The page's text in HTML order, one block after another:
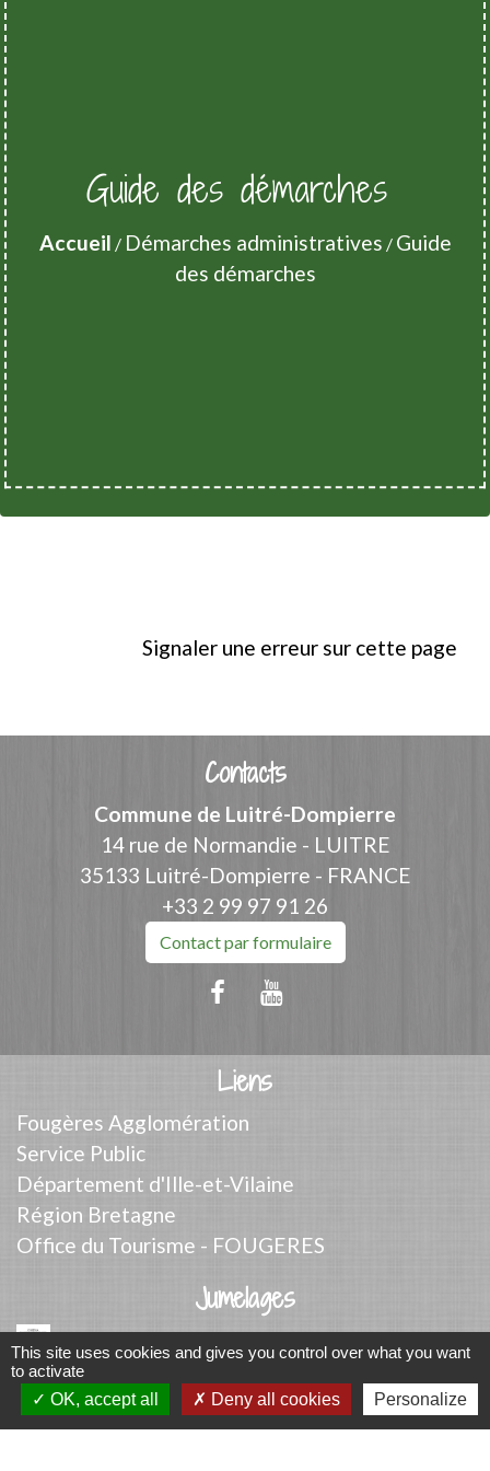
Guide des démarches
Accueil / Démarches administratives / Guide
des démarches
Signaler une erreur sur cette page
Contacts
Commune de Luitré-Dompierre
14 rue de Normandie - LUITRE
35133 Luitré-Dompierre - FRANCE
+33 2 99 97 91 26
Contact par formulaire
Liens
Fougères Agglomération
Service Public
Département d'Ille-et-Vilaine
Région Bretagne
Office du Tourisme - FOUGERES
Jumelages
Mentions légales Politique de confidentialité -
This site uses cookies and gives you control over what you want
to activate
OK, accept all
Deny all cookies Personalize